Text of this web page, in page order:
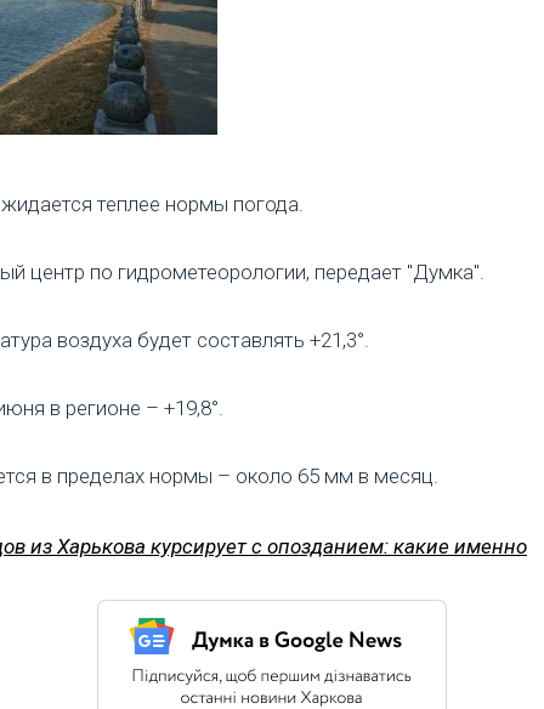
теплее нормы погода.
центр по гидрометеорологии, передает "Думка".
воздуха будет составлять +21,3°.
в регионе – +19,8°.
в пределах нормы – около 65 мм в месяц.
из Харькова курсирует с опозданием: какие именно